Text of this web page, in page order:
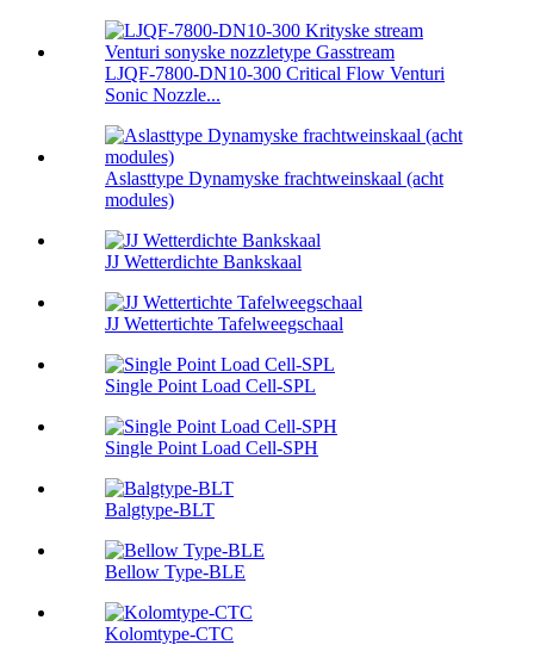
LJQF-7800-DN10-300 Critical Flow Venturi
Sonic Nozzle...
Aslasttype Dynamyske frachtweinskaal (acht
modules)
JJ Wetterdichte Bankskaal
JJ Wettertichte Tafelweegschaal
Single Point Load Cell-SPL
Single Point Load Cell-SPH
Balgtype-BLT
Bellow Type-BLE
Kolomtype-CTC